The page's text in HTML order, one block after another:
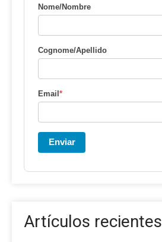
Nome/Nombre
Cognome/Apellido
Email*
Enviar
Artículos recientes